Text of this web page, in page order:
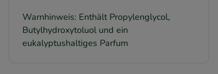
Warnhinweis: Enthält Propylenglycol,
Butylhydroxytoluol und ein
eukalyptushaltiges Parfum